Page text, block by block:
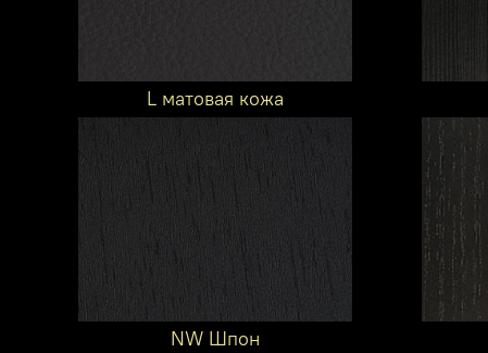
L матовая кожа
NW Шпон